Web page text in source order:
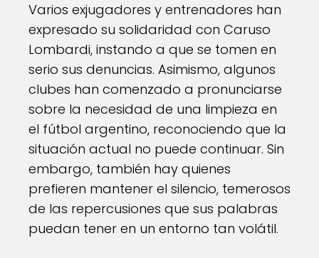
Varios exjugadores y entrenadores han
expresado su solidaridad con Caruso
Lombardi, instando a que se tomen en
serio sus denuncias. Asimismo, algunos
clubes han comenzado a pronunciarse
sobre la necesidad de una limpieza en
el fútbol argentino, reconociendo que la
situación actual no puede continuar. Sin
embargo, también hay quienes
prefieren mantener el silencio, temerosos
de las repercusiones que sus palabras
puedan tener en un entorno tan volátil.